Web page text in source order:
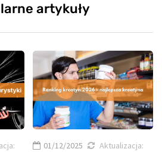
artykuły
01/12/2025
Aktualizacja: